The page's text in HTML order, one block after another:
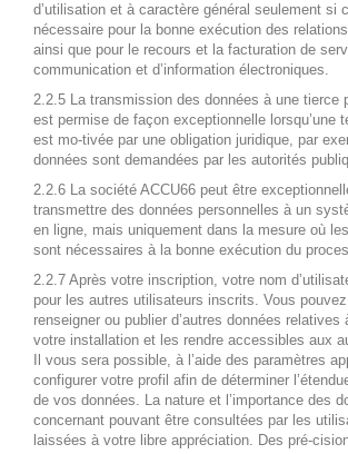
d’utilisation et à caractère général seulement si
nécessaire pour la bonne exécution des
ainsi que pour le recours et la facturation de
communication et d’information électroniques.
2.2.5 La transmission des données à une tierce
est permise de façon exceptionnelle lorsqu’une
est mo-tivée par une obligation juridique, par
données sont demandées par les autorités
2.2.6 La société ACCU66 peut être
transmettre des données personnelles à un
en ligne, mais uniquement dans la mesure où
sont nécessaires à la bonne exécution du
2.2.7 Après votre inscription, votre nom
pour les autres utilisateurs inscrits. Vous
renseigner ou publier d’autres données
votre installation et les rendre accessibles aux
Il vous sera possible, à l’aide des paramètres
configurer votre profil afin de déterminer
de vos données. La nature et l’importance des
concernant pouvant être consultées par les
laissées à votre libre appréciation. Des pré-